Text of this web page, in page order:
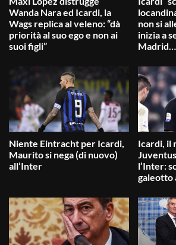
Wanda Nara ed Icardi, la
Wags replica al veleno: “dà
priorità al suo ego e non ai
suoi figli”
non si
inizia a
Madrid…
Niente Eintracht per Icardi,
Maurito si nega (di nuovo)
all’Inter
Icardi, il
l’Inter:
galeotto